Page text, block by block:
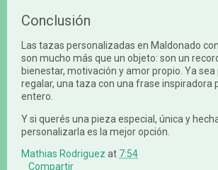
Conclusión
Las tazas personalizadas en Maldonado
son mucho más que un objeto: son un
bienestar, motivación y amor propio. Ya sea
regalar, una taza con una frase inspiradora
entero.
Y si querés una pieza especial, única y
personalizarla es la mejor opción.
Mathias Rodriguez at 7:54
Compartir